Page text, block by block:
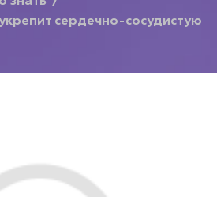
сердечно-сосудистую